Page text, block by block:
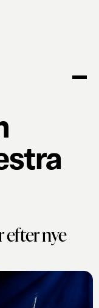
efter nye